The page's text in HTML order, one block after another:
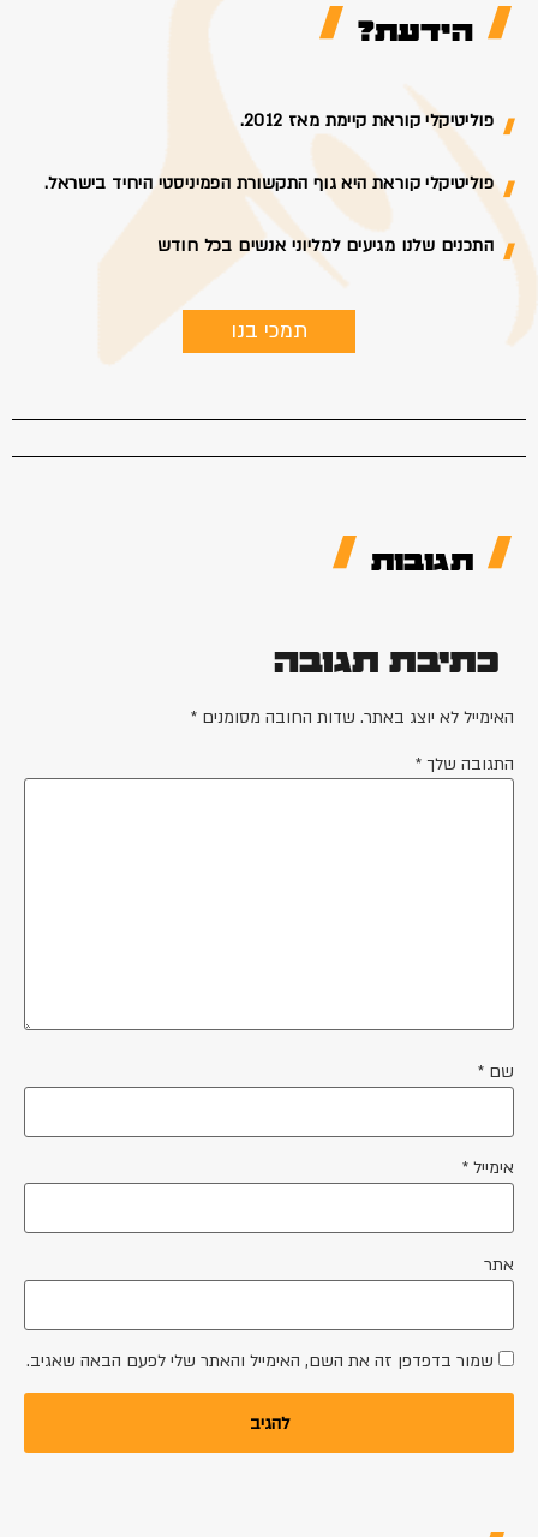
הידעת?
פוליטיקלי קוראת קיימת מאז 2012.
פוליטיקלי קוראת היא גוף התקשורת הפמיניסטי היחיד בישראל.
התכנים שלנו מגיעים למליוני אנשים בכל חודש
תמכי בנו
תגובות
כתיבת תגובה
האימייל לא יוצג באתר. שדות החובה מסומנים *
התגובה שלך *
שם *
אימייל *
אתר
שמור בדפדפן זה את השם, האימייל והאתר שלי לפעם הבאה שאגיב.